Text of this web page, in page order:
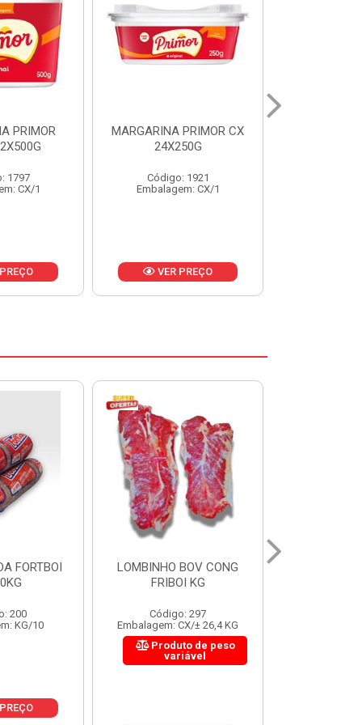
CX
1921
CX/1
MARGARINA DELICIA
CAIXA 24X250G
Código: 6958
Embalagem: CX/1
VER PREÇO
CONG
KG
297
± 26,4 KG
FIGADO BOV CONG FRIBOI
KG
Código: 222
Embalagem: CX/± 30,12 KG
Produto de peso
variável